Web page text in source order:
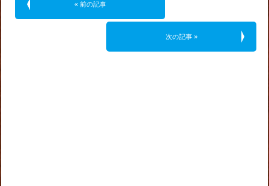
« 前の記事
次の記事 »